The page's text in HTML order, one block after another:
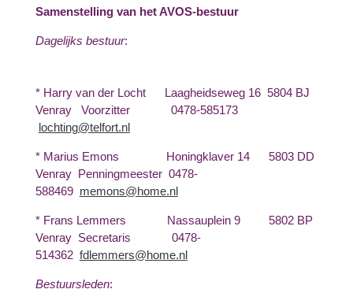
Samenstelling van het AVOS-bestuur
Dagelijks bestuur:
* Harry van der Locht Laagheidseweg 16 5804 BJ
Venray Voorzitter 0478-585173
lochting@telfort.nl
* Marius Emons Honingklaver 14 5803 DD
Venray Penningmeester 0478-
588469 memons@home.nl
* Frans Lemmers Nassauplein 9 5802 BP
Venray Secretaris 0478-
514362 fdlemmers@home.nl
Bestuursleden: